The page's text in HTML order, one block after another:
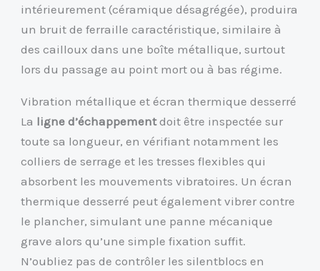
intérieurement (céramique désagrégée), produira
un bruit de ferraille caractéristique, similaire à
des cailloux dans une boîte métallique, surtout
lors du passage au point mort ou à bas régime.
Vibration métallique et écran thermique desserré
La ligne d’échappementdoit être inspectée sur
toute sa longueur, en vérifiant notamment les
colliers de serrage et les tresses flexibles qui
absorbent les mouvements vibratoires. Un écran
thermique desserré peut également vibrer contre
le plancher, simulant une panne mécanique
grave alors qu’une simple fixation suffit.
N’oubliez pas de contrôler les silentblocs en